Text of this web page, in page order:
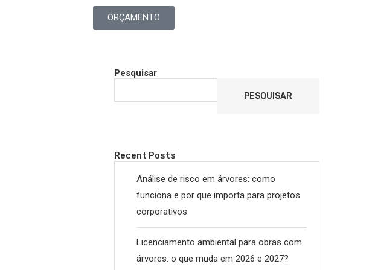
ORÇAMENTO
Pesquisar
PESQUISAR
Recent Posts
Análise de risco em árvores: como
funciona e por que importa para projetos
corporativos
Licenciamento ambiental para obras com
árvores: o que muda em 2026 e 2027?